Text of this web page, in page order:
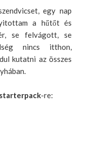
egy nap
a hűtőt és
se felvágott, se
nincs itthon,
kutatni az összes
-re: